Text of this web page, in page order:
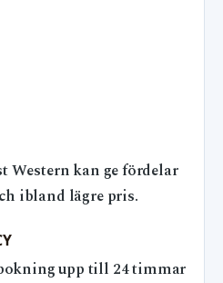
Western kan ge fördelar
ibland lägre pris.
upp till 24 timmar